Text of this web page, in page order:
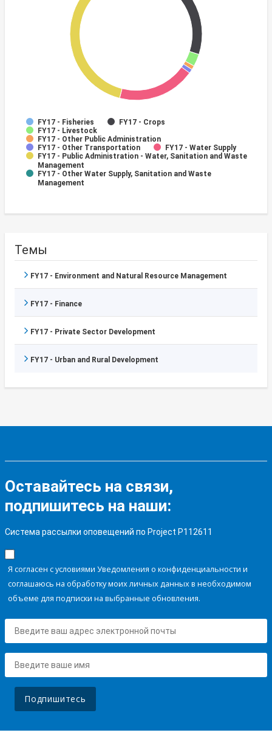
FY17 - Fisheries
FY17 - Crops
FY17 - Livestock
FY17 - Other Public Administration
FY17 - Other Transportation
FY17 - Water Supply
FY17 - Public Administration - Water, Sanitation and Waste
Management
FY17 - Other Water Supply, Sanitation and Waste
Management
Темы
FY17 - Environment and Natural Resource Management
FY17 - Finance
FY17 - Private Sector Development
FY17 - Urban and Rural Development
Оставайтесь на связи,
подпишитесь на наши:
Система рассылки оповещений по Project P112611
Я согласен с условиями Уведомления о конфиденциальности и
соглашаюсь на обработку моих личных данных в необходимом
объеме для подписки на выбранные обновления.
Подпишитесь